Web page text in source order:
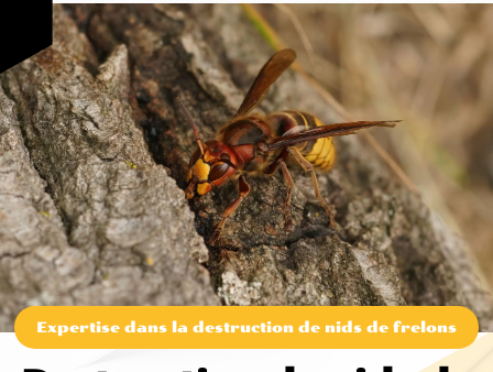
Expertise dans la destruction de nids de frelons